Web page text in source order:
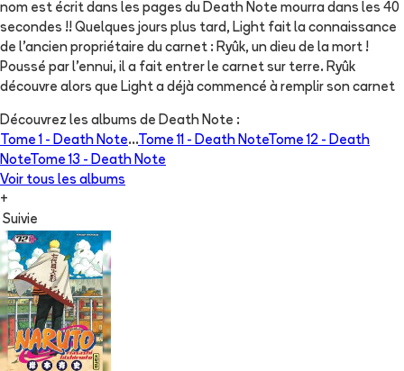
nom est écrit dans les pages du Death Note mourra dans les 40
secondes !! Quelques jours plus tard, Light fait la connaissance
de l'ancien propriétaire du carnet : Ryûk, un dieu de la mort !
Poussé par l'ennui, il a fait entrer le carnet sur terre. Ryûk
découvre alors que Light a déjà commencé à remplir son carnet
Découvrez les albums de Death Note :
Tome 1 - Death Note...Tome 11 - Death NoteTome 12 - Death
NoteTome 13 - Death Note
Voir tous les albums
+
Suivie